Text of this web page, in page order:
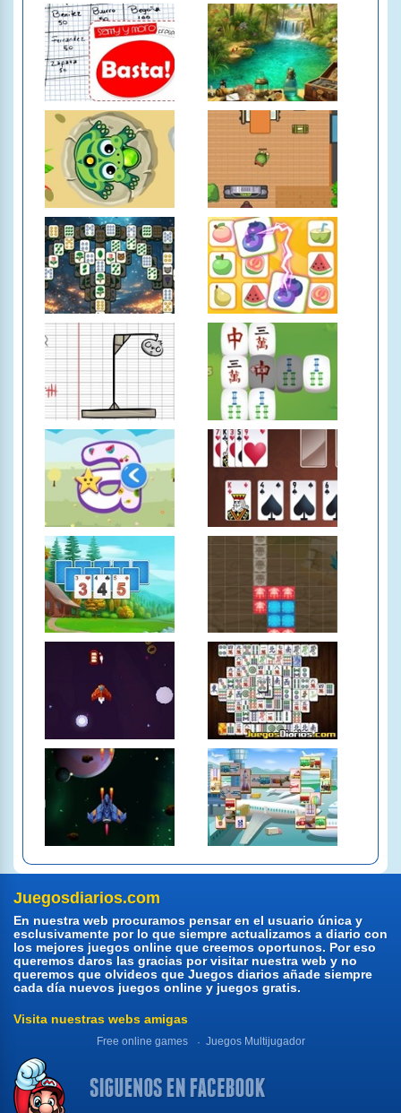
Juegosdiarios.com
En nuestra web procuramos pensar en el usuario única y
esclusivamente por lo que siempre actualizamos a diario con
los mejores juegos online que creemos oportunos. Por eso
queremos daros las gracias por visitar nuestra web y no
queremos que olvideos que Juegos diarios añade siempre
cada día nuevos juegos online y juegos gratis.
Visita nuestras webs amigas
Free online games Juegos Multijugador